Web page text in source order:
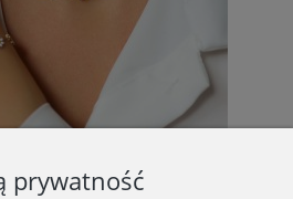
prywatność